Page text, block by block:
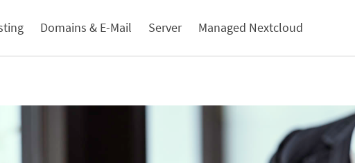
Domains & E-Mail Server Managed Nextcloud